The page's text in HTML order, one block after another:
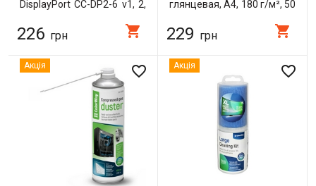
DisplayPort CC-DP2-6 v1, 2,
226 грн shopping_cart
глянцевая, A4, 180 г/м², 50
229 грн shopping_cart
favorite_border
Акція favorite_border
Акція